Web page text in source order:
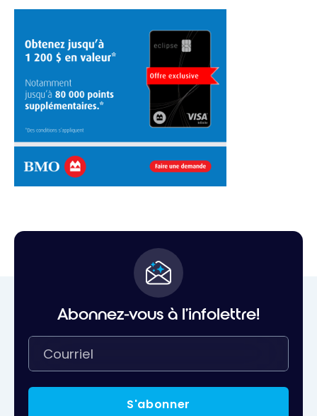
Abonnez-vous à l'infolettre!
S'abonner